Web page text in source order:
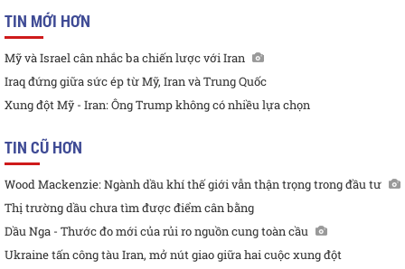
TIN MỚI HƠN
Mỹ và Israel cân nhắc ba chiến lược với Iran
Iraq đứng giữa sức ép từ Mỹ, Iran và Trung Quốc
Xung đột Mỹ - Iran: Ông Trump không có nhiều lựa chọn
TIN CŨ HƠN
Wood Mackenzie: Ngành dầu khí thế giới vẫn thận trọng trong đầu tư
Thị trường dầu chưa tìm được điểm cân bằng
Dầu Nga - Thước đo mới của rủi ro nguồn cung toàn cầu
Ukraine tấn công tàu Iran, mở nút giao giữa hai cuộc xung đột